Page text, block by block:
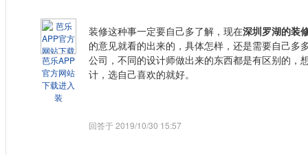
芭乐APP
官方网站
下载进入
装
装修这种事一定要自己多了解，现在深圳罗湖的装
的意见就看的出来的，具体怎样，还是需要自己多
公司，不同的设计师做出来的东西都是有区别的，
计，选自己喜欢的就好。
回答于 2019/10/30 15:57